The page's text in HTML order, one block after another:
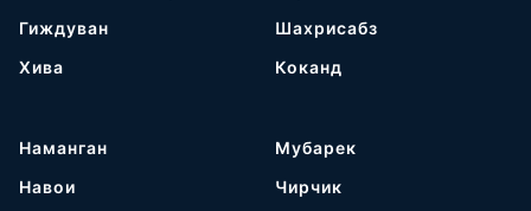
Гиждуван
Хива
Шахрисабз
Коканд
Наманган
Навои
Мубарек
Чирчик